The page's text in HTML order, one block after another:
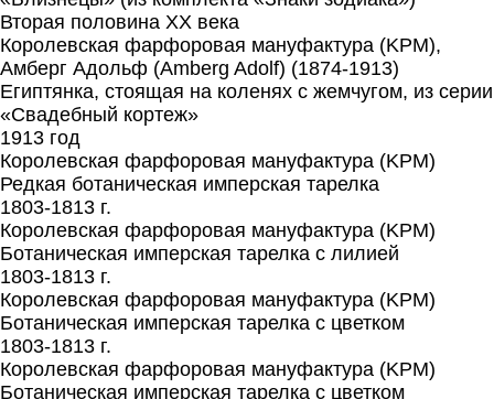
Вторая половина XX века
Королевская фарфоровая мануфактура (KPM),
Амберг Адольф (Amberg Adolf) (1874-1913)
Египтянка, стоящая на коленях с жемчугом, из серии
«Свадебный кортеж»
1913 год
Королевская фарфоровая мануфактура (KPM)
Редкая ботаническая имперская тарелка
1803-1813 г.
Королевская фарфоровая мануфактура (KPM)
Ботаническая имперская тарелка с лилией
1803-1813 г.
Королевская фарфоровая мануфактура (KPM)
Ботаническая имперская тарелка с цветком
1803-1813 г.
Королевская фарфоровая мануфактура (KPM)
Ботаническая имперская тарелка с цветком